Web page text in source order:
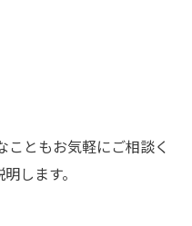
こともお気軽にご相談く
します。